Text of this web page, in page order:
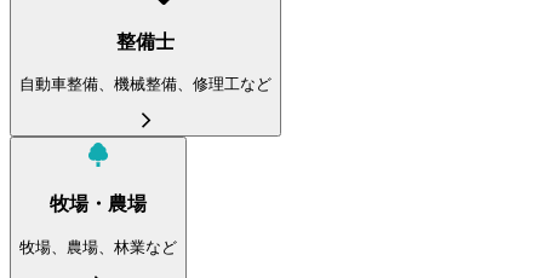
整備士
自動車整備、機械整備、修理工など
牧場・農場
牧場、農場、林業など